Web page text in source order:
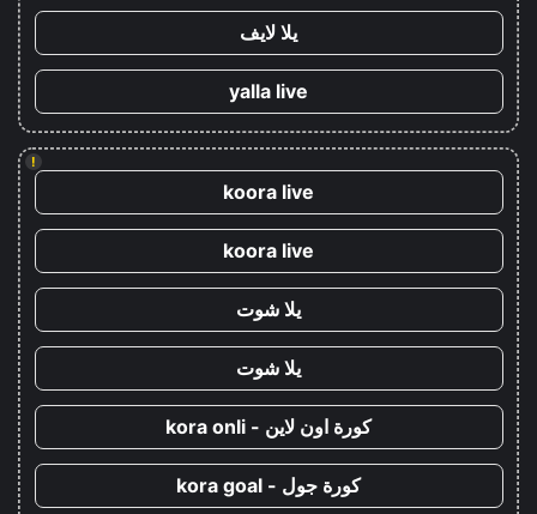
يلا لايف
yalla live
!
koora live
koora live
يلا شوت
يلا شوت
كورة اون لاين - kora onli
كورة جول - kora goal